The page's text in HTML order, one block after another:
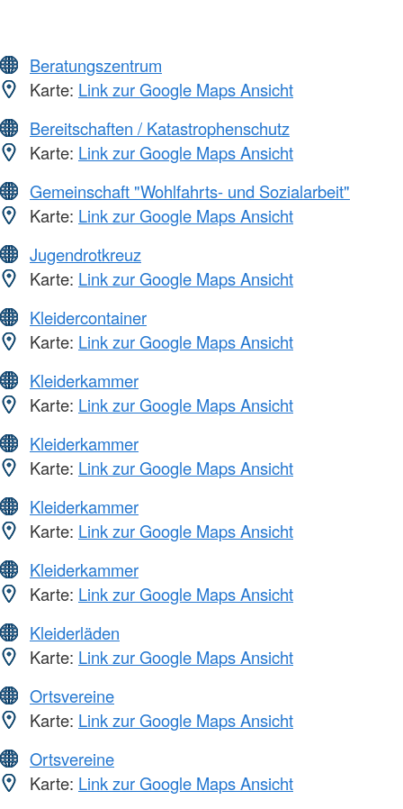
Beratungszentrum
Karte: Link zur Google Maps Ansicht
Bereitschaften / Katastrophenschutz
Karte: Link zur Google Maps Ansicht
Gemeinschaft "Wohlfahrts- und Sozialarbeit"
Karte: Link zur Google Maps Ansicht
Jugendrotkreuz
Karte: Link zur Google Maps Ansicht
Kleidercontainer
Karte: Link zur Google Maps Ansicht
Kleiderkammer
Karte: Link zur Google Maps Ansicht
Kleiderkammer
Karte: Link zur Google Maps Ansicht
Kleiderkammer
Karte: Link zur Google Maps Ansicht
Kleiderkammer
Karte: Link zur Google Maps Ansicht
Kleiderläden
Karte: Link zur Google Maps Ansicht
Ortsvereine
Karte: Link zur Google Maps Ansicht
Ortsvereine
Karte: Link zur Google Maps Ansicht